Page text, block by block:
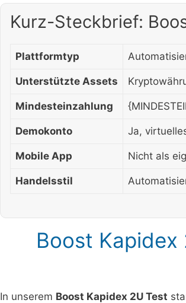
Kurz-Steckbrief:
Plattformtyp
Unterstützte Assets
Mindesteinzahlung
Demokonto Ja,
Mobile App Nicht als
Handelsstil
Boost Kapidex
In unserem Boost Kapidex 2U Test